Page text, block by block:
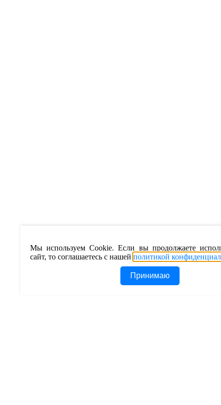
Мы используем Cookie. Если вы продолжаете
сайт, то соглашаетесь с нашей политикой
Принимаю